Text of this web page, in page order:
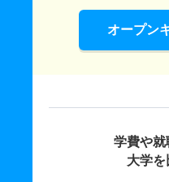
オープン
学費や就
大学を